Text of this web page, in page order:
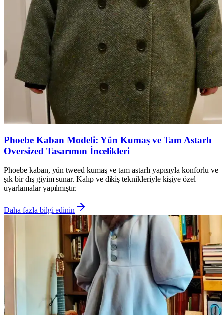
Phoebe Kaban Modeli: Yün Kumaş ve Tam Astarlı
Oversized Tasarımın İncelikleri
Phoebe kaban, yün tweed kumaş ve tam astarlı yapısıyla konforlu ve
şık bir dış giyim sunar. Kalıp ve dikiş teknikleriyle kişiye özel
uyarlamalar yapılmıştır.
Daha fazla bilgi edinin